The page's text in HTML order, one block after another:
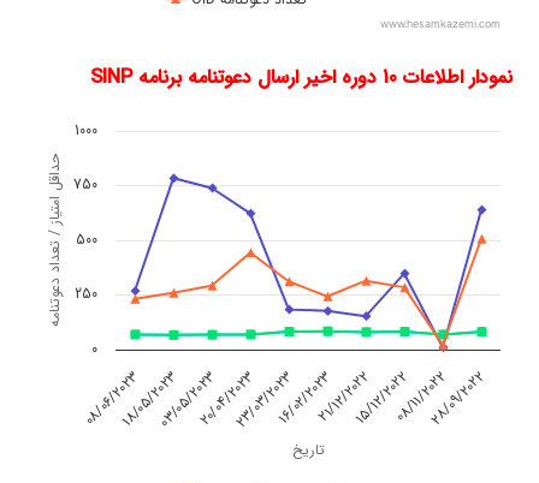
www.hesamkazemi.com
نمودار اطلاعات 10 دوره اخیر ارسال دعوتنامه برنامه SINP
Chart
Line chart with 4 lines.
The chart has 1 X axis displaying تاریخ.
The chart has 1 Y axis displaying حداقل امتیاز / تعداد دعوتنامه. Data ranges from 10 to 784.
تاریخ
حداقل امتیاز / تعداد دعوتنامه
08/06/202318/05/202303/05/202320/04/202323/03/202316/02/202321/12/202215/12/202208/11/202228/09/2022
0
250
500
750
1000